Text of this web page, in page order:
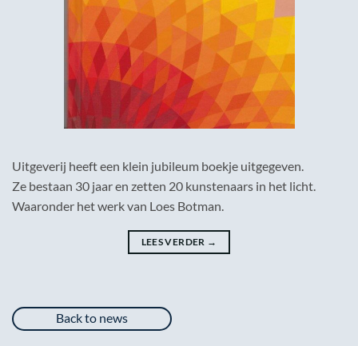
Uitgeverij heeft een klein jubileum boekje uitgegeven.
Ze bestaan 30 jaar en zetten 20 kunstenaars in het licht.
Waaronder het werk van Loes Botman.
LEES VERDER →
Back to news